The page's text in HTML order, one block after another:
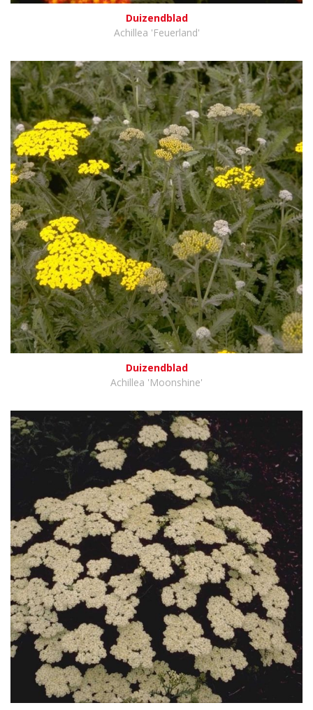
Duizendblad
Achillea 'Feuerland'
Duizendblad
Achillea 'Moonshine'